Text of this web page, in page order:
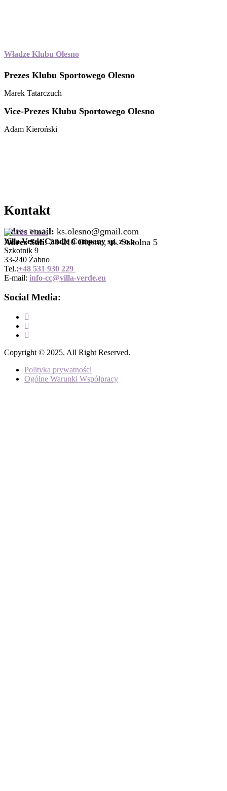
Władze Klubu Olesno
Prezes Klubu Sportowego Olesno
Marek Tatarczuch
Vice-Prezes Klubu Sportowego Olesno
Adam Kieroński
Kontakt
Adres email: ks.olesno@gmail.com
Adres Sali: 33-210 Olesno, ul. Szkolna 5
Villa Verde Candle Company sp. z o.o.
Szkotnik 9
33-240 Żabno
Tel.:+48 531 930 229
E-mail: info-cc@villa-verde.eu
Social Media:
Copyright © 2025. All Right Reserved.
Polityka prywatności
Ogólne Warunki Współpracy